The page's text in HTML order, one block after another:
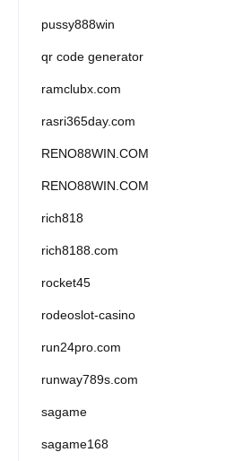
pussy888win
qr code generator
ramclubx.com
rasri365day.com
RENO88WIN.COM
RENO88WIN.COM
rich818
rich8188.com
rocket45
rodeoslot-casino
run24pro.com
runway789s.com
sagame
sagame168